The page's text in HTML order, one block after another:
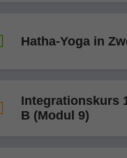
Hatha-Yoga in
Integrationskurs
B (Modul 9)